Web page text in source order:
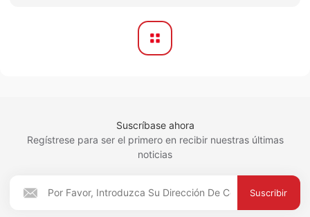
Suscríbase ahora
Regístrese para ser el primero en recibir nuestras últimas
noticias
Suscribir